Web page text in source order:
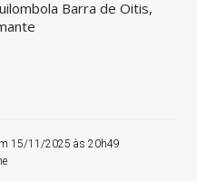
Barra de Oitis,
15/11/2025 às 20h49